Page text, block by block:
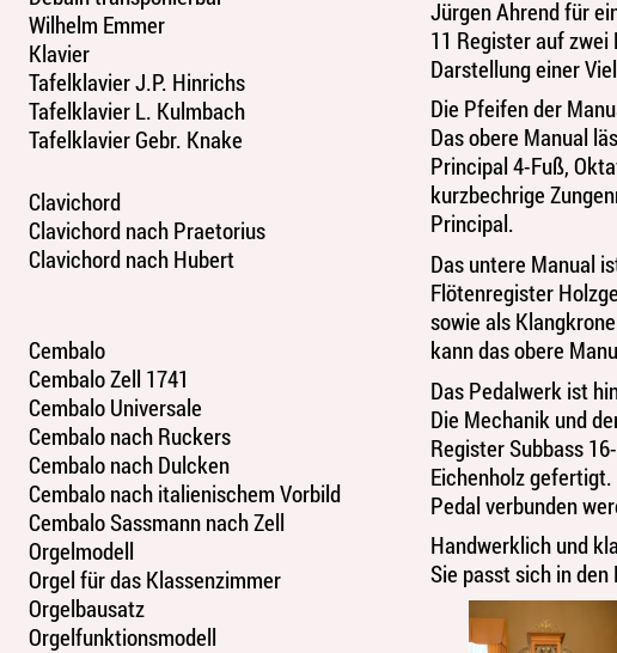
Wilhelm Emmer
Klavier
Tafelklavier J.P. Hinrichs
Tafelklavier L. Kulmbach
Tafelklavier Gebr. Knake
Clavichord
Clavichord nach Praetorius
Clavichord nach Hubert
Cembalo
Cembalo Zell 1741
Cembalo Universale
Cembalo nach Ruckers
Cembalo nach Dulcken
Cembalo nach italienischem Vorbild
Cembalo Sassmann nach Zell
Orgelmodell
Orgel für das Klassenzimmer
Orgelbausatz
Orgelfunktionsmodell
Jürgen Ahrend für
11 Register auf
Darstellung einer
Die Pfeifen der
Das obere Manual
Principal 4-Fuß,
kurzbechrige
Principal.
Das untere Manual
Flötenregister
sowie als
kann das obere
Das Pedalwerk ist
Die Mechanik und
Register Subbass
Eichenholz
Pedal verbunden
Handwerklich und
Sie passt sich in